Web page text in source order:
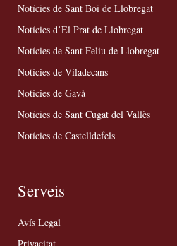
Notícies de Sant Boi de Llobregat
Notícies d’El Prat de Llobregat
Notícies de Sant Feliu de Llobregat
Notícies de Viladecans
Notícies de Gavà
Notícies de Sant Cugat del Vallès
Notícies de Castelldefels
Serveis
Avís Legal